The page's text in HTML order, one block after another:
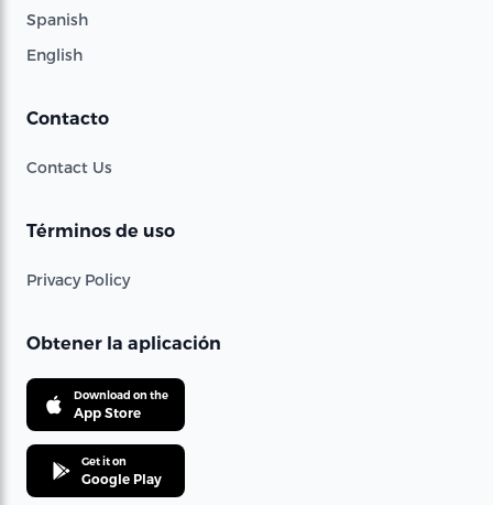
Spanish
English
Contacto
Contact Us
Términos de uso
Privacy Policy
Obtener la aplicación
Download on the
App Store
Get it on
Google Play